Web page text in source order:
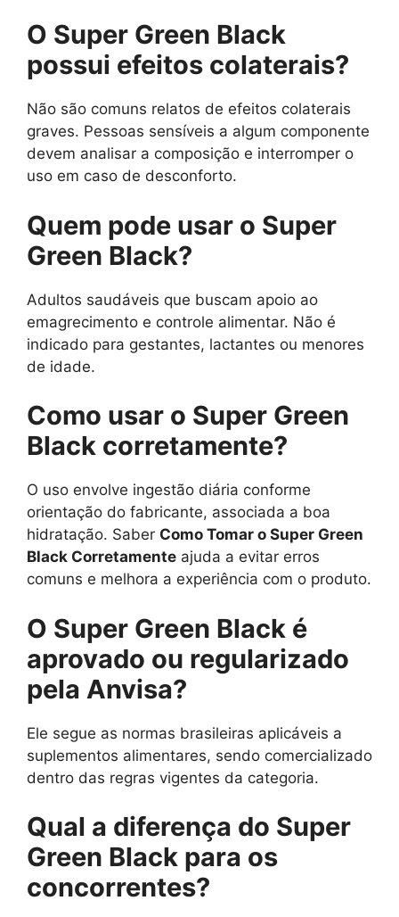
O Super Green Black
possui efeitos colaterais?
Não são comuns relatos de efeitos colaterais
graves. Pessoas sensíveis a algum componente
devem analisar a composição e interromper o
uso em caso de desconforto.
Quem pode usar o Super
Green Black?
Adultos saudáveis que buscam apoio ao
emagrecimento e controle alimentar. Não é
indicado para gestantes, lactantes ou menores
de idade.
Como usar o Super Green
Black corretamente?
O uso envolve ingestão diária conforme
orientação do fabricante, associada a boa
hidratação. Saber Como Tomar o Super Green
Black Corretamente ajuda a evitar erros
comuns e melhora a experiência com o produto.
O Super Green Black é
aprovado ou regularizado
pela Anvisa?
Ele segue as normas brasileiras aplicáveis a
suplementos alimentares, sendo comercializado
dentro das regras vigentes da categoria.
Qual a diferença do Super
Green Black para os
concorrentes?